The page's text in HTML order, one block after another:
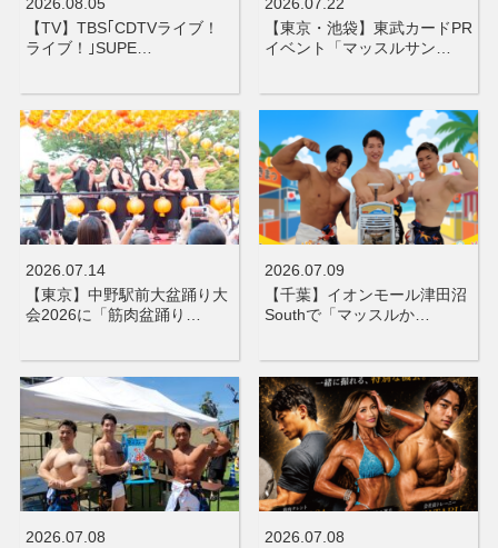
【TV】TBS｢CDTVライブ！
ライブ！｣SUPE…
【東京・池袋】東武カードPR
イベント「マッスルサン…
2026.07.14
【東京】中野駅前大盆踊り大
会2026に「筋肉盆踊り…
2026.07.09
【千葉】イオンモール津田沼
Southで「マッスルか…
2026.07.08
2026.07.08